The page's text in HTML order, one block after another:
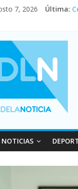
7, 2026 Última:
NOTICIAS